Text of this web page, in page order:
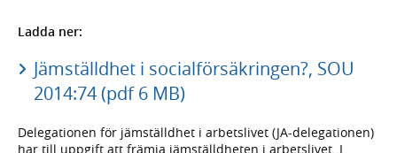
Ladda ner:
Jämställdhet i socialförsäkringen?, SOU
2014:74 (pdf 6 MB)
Delegationen för jämställdhet i arbetslivet (JA-delegationen)
har till uppgift att främja jämställdheten i arbetslivet. I